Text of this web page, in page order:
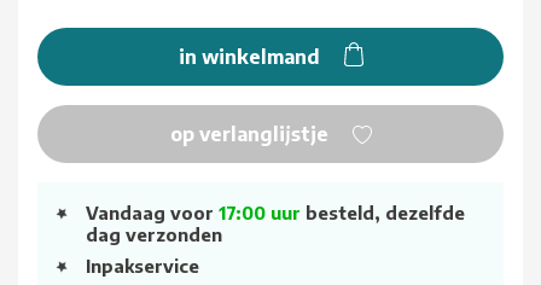
in winkelmand
op verlanglijstje
Vandaag voor 17:00 uur besteld, dezelfde
dag verzonden
Inpakservice